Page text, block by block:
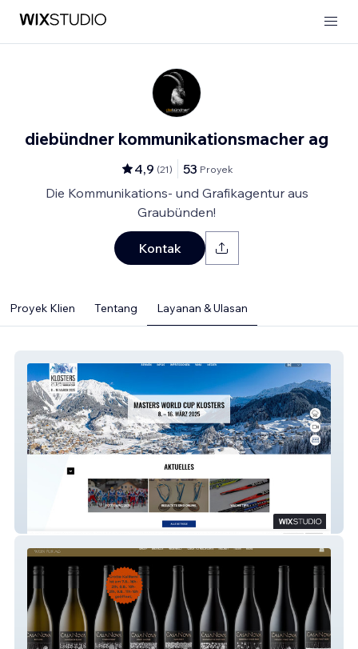
diebündner kommunikationsmacher ag
4,9 (21) 53 Proyek
Die Kommunikations- und Grafikagentur aus
Graubünden!
Kontak
Proyek Klien Tentang Layanan & Ulasan